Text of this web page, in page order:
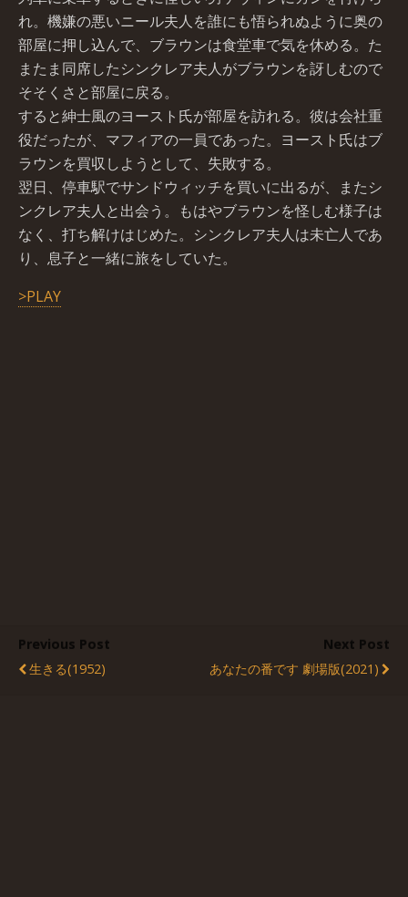
れ。機嫌の悪いニール夫人を誰にも悟られぬように奥の
部屋に押し込んで、ブラウンは食堂車で気を休める。た
またま同席したシンクレア夫人がブラウンを訝しむので
そそくさと部屋に戻る。
すると紳士風のヨースト氏が部屋を訪れる。彼は会社重
役だったが、マフィアの一員であった。ヨースト氏はブ
ラウンを買収しようとして、失敗する。
翌日、停車駅でサンドウィッチを買いに出るが、またシ
ンクレア夫人と出会う。もはやブラウンを怪しむ様子は
なく、打ち解けはじめた。シンクレア夫人は未亡人であ
り、息子と一緒に旅をしていた。
>PLAY
Previous Post
生きる(1952)
Next Post
あなたの番です 劇場版(2021)